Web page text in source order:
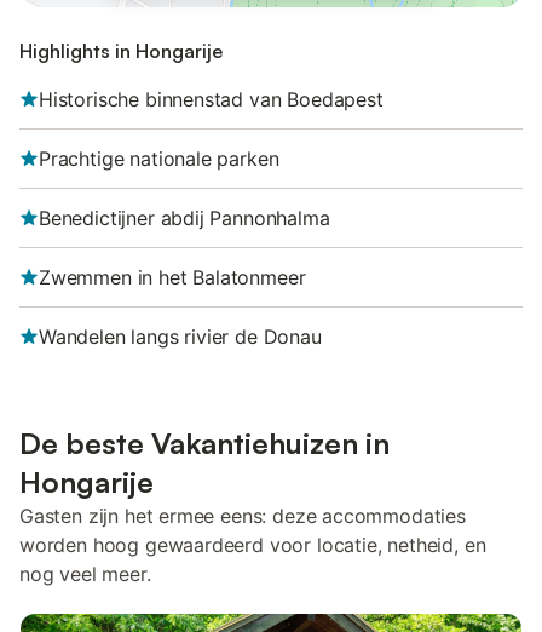
Highlights in Hongarije
Historische binnenstad van Boedapest
Prachtige nationale parken
Benedictijner abdij Pannonhalma
Zwemmen in het Balatonmeer
Wandelen langs rivier de Donau
De beste Vakantiehuizen in
Hongarije
Gasten zijn het ermee eens: deze accommodaties
worden hoog gewaardeerd voor locatie, netheid, en
nog veel meer.